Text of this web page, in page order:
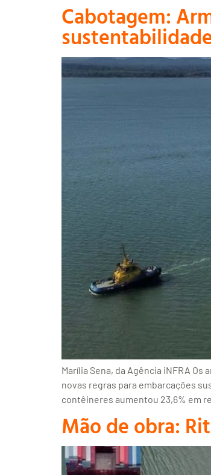
Cabotagem:
Marília Sena, da Agência iNFRA
novas regras para embarcações
contêineres aumentou 23,6% em
Mão de obra: